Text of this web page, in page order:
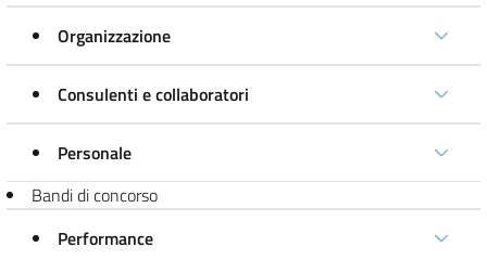
Organizzazione
Consulenti e collaboratori
Personale
Bandi di concorso
Performance